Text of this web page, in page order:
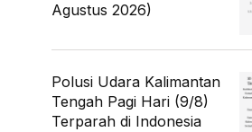
Agustus 2026)
Polusi Udara Kalimantan
Tengah Pagi Hari (9/8)
Terparah di Indonesia